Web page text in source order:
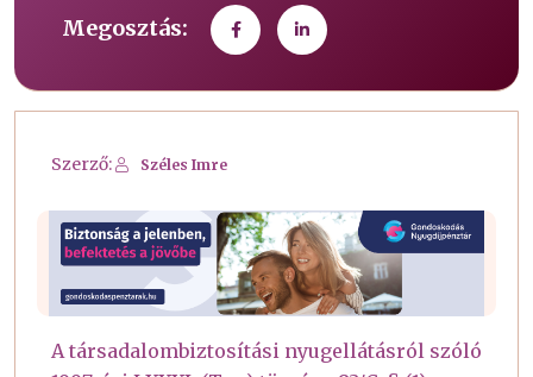
Megosztás:
Szerző: Széles Imre
A társadalombiztosítási nyugellátásról szóló